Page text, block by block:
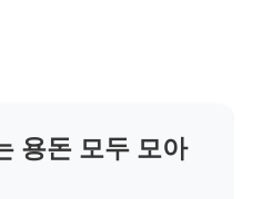
용돈 모두 모아